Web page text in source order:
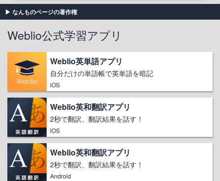
なんものページの著作権
Weblio公式学習アプリ
Weblio英単語アプリ
自分だけの単語帳で英単語を暗記
iOS
Weblio英和翻訳アプリ
2秒で翻訳、翻訳結果を話す！
iOS
Weblio英和翻訳アプリ
2秒で翻訳、翻訳結果を話す！
Android